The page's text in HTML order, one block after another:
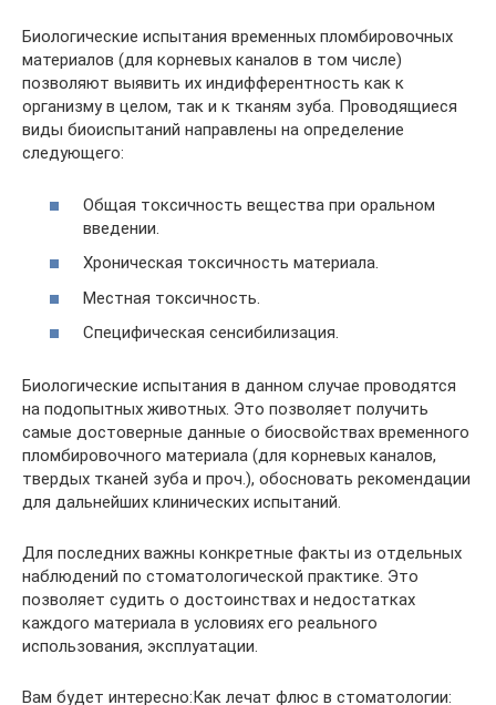
Биологические испытания временных пломбировочных
материалов (для корневых каналов в том числе)
позволяют выявить их индифферентность как к
организму в целом, так и к тканям зуба. Проводящиеся
виды биоиспытаний направлены на определение
следующего:
Общая токсичность вещества при оральном
введении.
Хроническая токсичность материала.
Местная токсичность.
Специфическая сенсибилизация.
Биологические испытания в данном случае проводятся
на подопытных животных. Это позволяет получить
самые достоверные данные о биосвойствах временного
пломбировочного материала (для корневых каналов,
твердых тканей зуба и проч.), обосновать рекомендации
для дальнейших клинических испытаний.
Для последних важны конкретные факты из отдельных
наблюдений по стоматологической практике. Это
позволяет судить о достоинствах и недостатках
каждого материала в условиях его реального
использования, эксплуатации.
Вам будет интересно:Как лечат флюс в стоматологии: